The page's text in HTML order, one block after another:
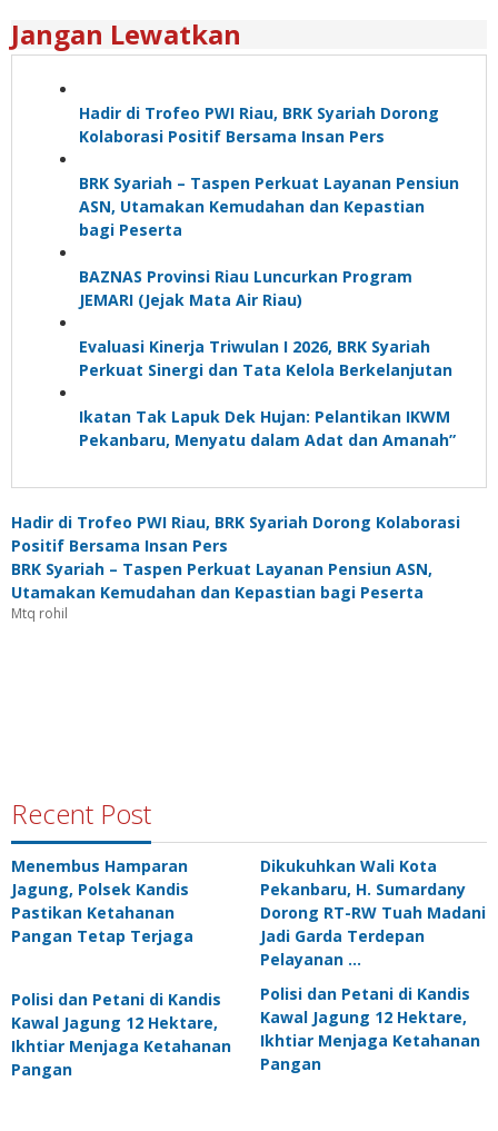
Jangan Lewatkan
Hadir di Trofeo PWI Riau, BRK Syariah Dorong
Kolaborasi Positif Bersama Insan Pers
BRK Syariah – Taspen Perkuat Layanan Pensiun
ASN, Utamakan Kemudahan dan Kepastian
bagi Peserta
BAZNAS Provinsi Riau Luncurkan Program
JEMARI (Jejak Mata Air Riau)
Evaluasi Kinerja Triwulan I 2026, BRK Syariah
Perkuat Sinergi dan Tata Kelola Berkelanjutan
Ikatan Tak Lapuk Dek Hujan: Pelantikan IKWM
Pekanbaru, Menyatu dalam Adat dan Amanah”
Hadir di Trofeo PWI Riau, BRK Syariah Dorong Kolaborasi
Positif Bersama Insan Pers
BRK Syariah – Taspen Perkuat Layanan Pensiun ASN,
Utamakan Kemudahan dan Kepastian bagi Peserta
Mtq rohil
Recent Post
Menembus Hamparan
Jagung, Polsek Kandis
Pastikan Ketahanan
Pangan Tetap Terjaga
Dikukuhkan Wali Kota
Pekanbaru, H. Sumardany
Dorong RT-RW Tuah Madani
Jadi Garda Terdepan
Pelayanan …
Polisi dan Petani di Kandis
Kawal Jagung 12 Hektare,
Ikhtiar Menjaga Ketahanan
Pangan
Polisi dan Petani di Kandis
Kawal Jagung 12 Hektare,
Ikhtiar Menjaga Ketahanan
Pangan